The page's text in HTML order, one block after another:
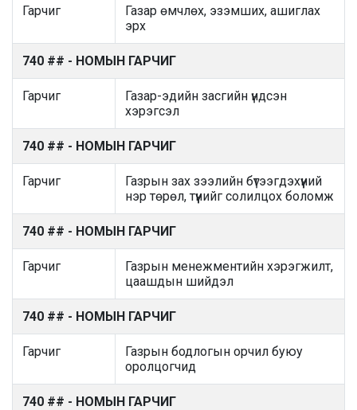
Гарчиг
Газар өмчлөх, эзэмших, ашиглах
эрх
740 ## - НОМЫН ГАРЧИГ
Гарчиг
Газар-эдийн засгийн үндсэн
хэрэгсэл
740 ## - НОМЫН ГАРЧИГ
Гарчиг
Газрын зах зээлийн бүтээгдэхүүний
нэр төрөл, түүнийг солилцох боломж
740 ## - НОМЫН ГАРЧИГ
Гарчиг
Газрын менежментийн хэрэгжилт,
цаашдын шийдэл
740 ## - НОМЫН ГАРЧИГ
Гарчиг
Газрын бодлогын орчил буюу
оролцогчид
740 ## - НОМЫН ГАРЧИГ